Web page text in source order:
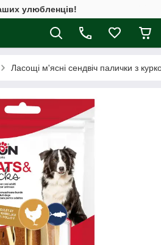
улюбленців!
Ласощі м'ясні сендвіч палички з